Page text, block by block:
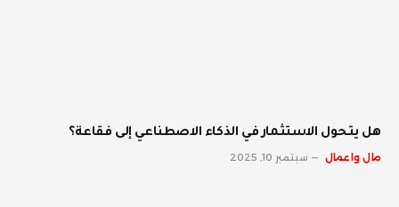
هل يتحول الاستثمار في الذكاء الاصطناعي إلى فقاعة؟
مال واعمال سبتمبر 10, 2025